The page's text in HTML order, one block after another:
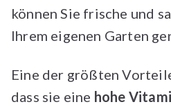
können Sie frische und
Ihrem eigenen Garten
Eine der größten
dass sie eine hohe